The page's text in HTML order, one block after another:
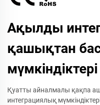
Ақылды
қашықтан
мүмкіндіктері
Қуатты айналмалы қақпа
интеграциялық